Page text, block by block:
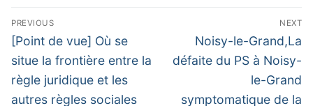
Navigation
de
l’article
PREVIOUS
Previous
post:
[Point de vue] Où se
situe la frontière entre la
règle juridique et les
autres règles sociales
NEXT
Next
post:
Noisy-le-Grand,La
défaite du PS à Noisy-
le-Grand
symptomatique de la